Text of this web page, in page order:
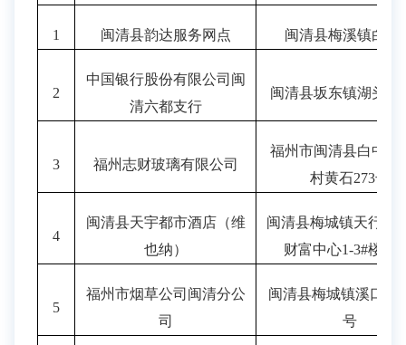
1 闽清县韵达服务网点 闽清县梅溪镇白石
2
中国银行股份有限公司闽
清六都支行
闽清县坂东镇湖头街
3 福州志财玻璃有限公司
福州市闽清县白中镇
村黄石273号
4
闽清县天宇都市酒店（维
也纳）
闽清县梅城镇天行大
财富中心1-3#楼4-8
5
福州市烟草公司闽清分公
司
闽清县梅城镇溪口大
号